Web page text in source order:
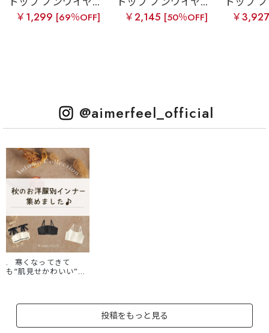
￥1,299 [69％OFF]
￥2,145 [50％OFF]
￥
@aimerfeel_official
. 寒くなってきて
も“肌見せかわいい”は
しゃれをアップデート
いさも、どっちも欲し
投稿をもっと見る